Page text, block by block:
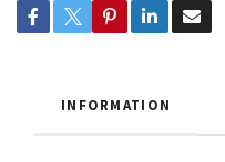
INFORMATION